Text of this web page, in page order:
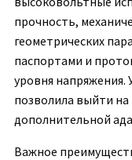
прочность,
геометрических
паспортами и
уровня
позволила выйти на
дополнительной
Важное